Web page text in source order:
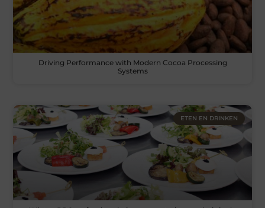
Driving Performance with Modern Cocoa Processing
Systems
ETEN EN DRINKEN